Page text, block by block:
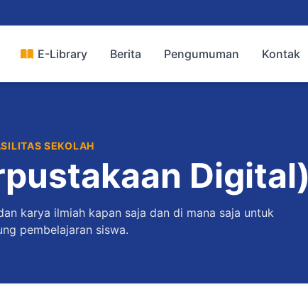
E-Library Berita Pengumuman Kontak
SEKOLAH
Digital)
karya ilmiah kapan saja dan di mana saja untuk
pembelajaran siswa.